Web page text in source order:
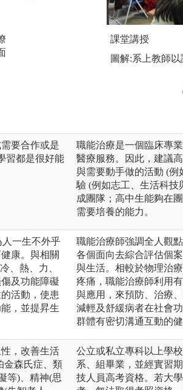
實作教學：由授課老師
練，讓學生透過做中學
臨床治療技能之能力。
課堂講授
圖解:系上教師
要合作或是
習都是很好能
職能治療是一個臨床專
醫療服務。因此，建議
與需要動手做的活動 (例
驗 (例如志工、生活科
成團隊；高中生能夠在
需要培養的能力。
人一生不外乎
康。與相關
、熱、力、
及功能障礙
活動，使患
，並提昇生
職能治療師強調全人觀
各個面向去綜合評估個
與生活。相較於物理治
疼痛，職能治療師利用
與應用，來預防、治療
減輕及舒緩病者在社會
群體有密切溝通互動的健
，改善生活
金森氏症、類
等)、精神(思
公立或私立專科以上學
系、組畢業，並經實習
技人員高考資格。若大